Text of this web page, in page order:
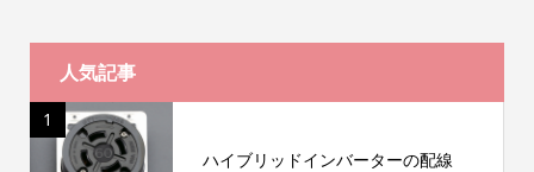
人気記事
1
ハイブリッドインバーターの配線